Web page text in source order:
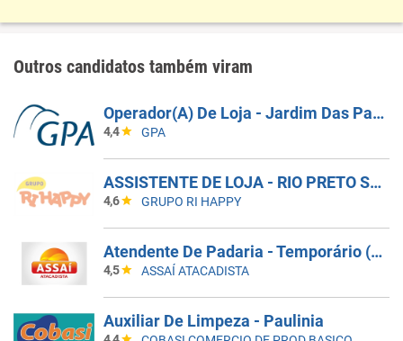
Outros candidatos também viram
Operador(A) De Loja - Jardim Das Palmeiras - Campinas SP
4,4 GPA
ASSISTENTE DE LOJA - RIO PRETO SHOPPING - EFETIVO
4,6 GRUPO RI HAPPY
Atendente De Padaria - Temporário (Alto Da XV)
4,5 ASSAÍ ATACADISTA
Auxiliar De Limpeza - Paulinia